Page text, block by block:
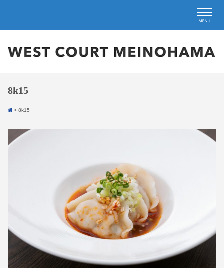
8k15
> 8k15